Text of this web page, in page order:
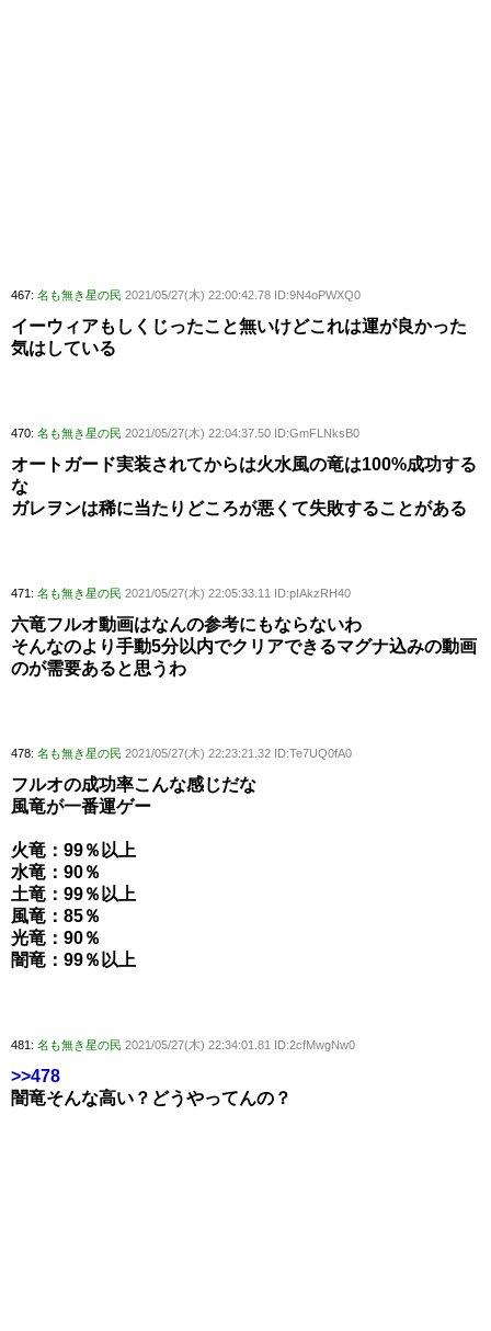
467: 名も無き星の民 2021/05/27(木) 22:00:42.78 ID:9N4oPWXQ0
イーウィアもしくじったこと無いけどこれは運が良かった
気はしている
470: 名も無き星の民 2021/05/27(木) 22:04:37.50 ID:GmFLNksB0
オートガード実装されてからは火水風の竜は100%成功する
な
ガレヲンは稀に当たりどころが悪くて失敗することがある
471: 名も無き星の民 2021/05/27(木) 22:05:33.11 ID:pIAkzRH40
六竜フルオ動画はなんの参考にもならないわ
そんなのより手動5分以内でクリアできるマグナ込みの動画
のが需要あると思うわ
478: 名も無き星の民 2021/05/27(木) 22:23:21.32 ID:Te7UQ0fA0
フルオの成功率こんな感じだな
風竜が一番運ゲー
火竜：99％以上
水竜：90％
土竜：99％以上
風竜：85％
光竜：90％
闇竜：99％以上
481: 名も無き星の民 2021/05/27(木) 22:34:01.81 ID:2cfMwgNw0
>>478
闇竜そんな高い？どうやってんの？